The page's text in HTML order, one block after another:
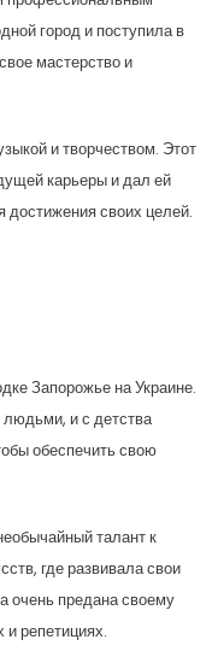
город и поступила в
мастерство и
и творчеством. Этот
карьеры и дал ей
своих целей.
Запорожье на Украине.
и с детства
обеспечить свою
талант к
где развивала свои
очень предана своему
и репетициях.